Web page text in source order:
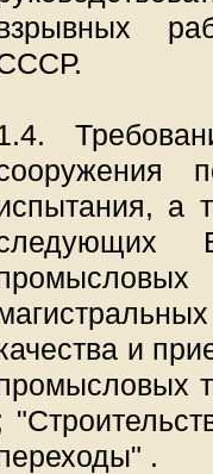
а
и
.